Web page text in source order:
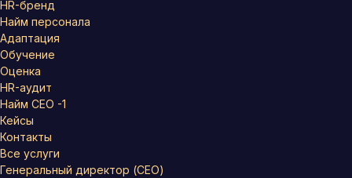
HR-бренд
Найм персонала
Адаптация
Обучение
Оценка
HR-аудит
Найм СЕО -1
Кейсы
Контакты
Все услуги
Генеральный директор (CEO)